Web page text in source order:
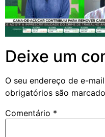
Deixe um
O seu endereço de e-
obrigatórios são
Comentário *